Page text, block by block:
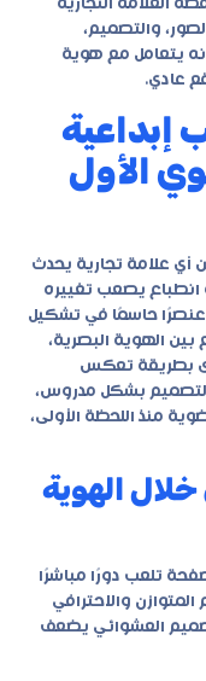
العلامة التجارية
والتصميم،
يتعامل مع هوية
عادي.
إبداعية
الأول
أي علامة تجارية يحدث
انطباع يصعب تغييره
عنصرًا حاسمًا في تشكيل
بين الهوية البصرية،
بطريقة تعكس
التصميم بشكل مدروس،
منذ اللحظة الأولى،
خلال الهوية
تلعب دورًا مباشرًا
والاحترافي
العشوائي يضعف